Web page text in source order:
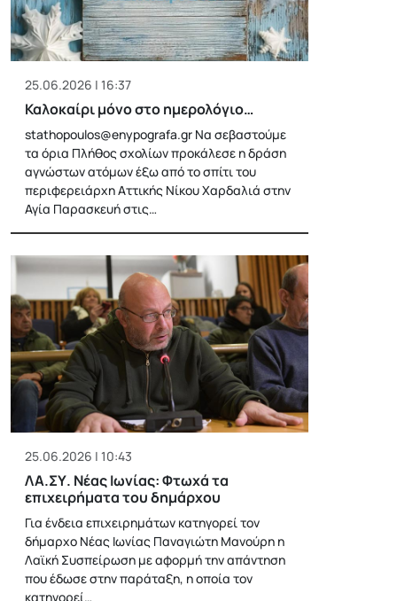
25.06.2026 | 16:37
Καλοκαίρι μόνο στο ημερολόγιο…
stathopoulos@enypografa.gr Να σεβαστούμε
τα όρια Πλήθος σχολίων προκάλεσε η δράση
αγνώστων ατόμων έξω από το σπίτι του
περιφερειάρχη Αττικής Νίκου Χαρδαλιά στην
Αγία Παρασκευή στις…
25.06.2026 | 10:43
ΛΑ.ΣΥ. Νέας Ιωνίας: Φτωχά τα
επιχειρήματα του δημάρχου
Για ένδεια επιχειρημάτων κατηγορεί τον
δήμαρχο Νέας Ιωνίας Παναγιώτη Μανούρη η
Λαϊκή Συσπείρωση με αφορμή την απάντηση
που έδωσε στην παράταξη, η οποία τον
κατηγορεί…